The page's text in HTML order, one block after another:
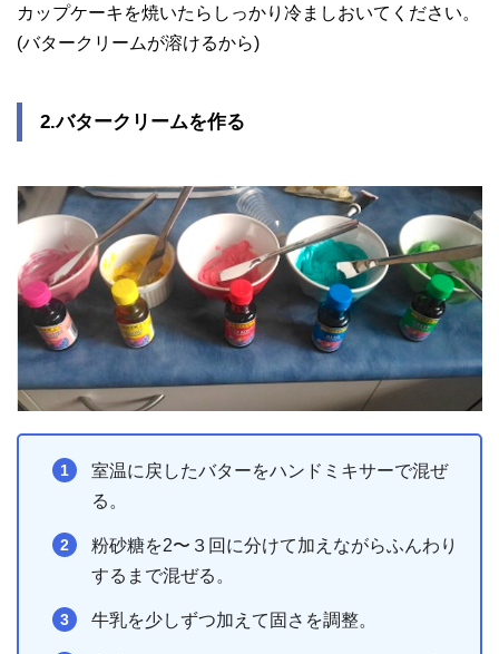
カップケーキを焼いたらしっかり冷ましおいてください。
(バタークリームが溶けるから)
2.バタークリームを作る
室温に戻したバターをハンドミキサーで混ぜ
る。
粉砂糖を2〜３回に分けて加えながらふんわり
するまで混ぜる。
牛乳を少しずつ加えて固さを調整。